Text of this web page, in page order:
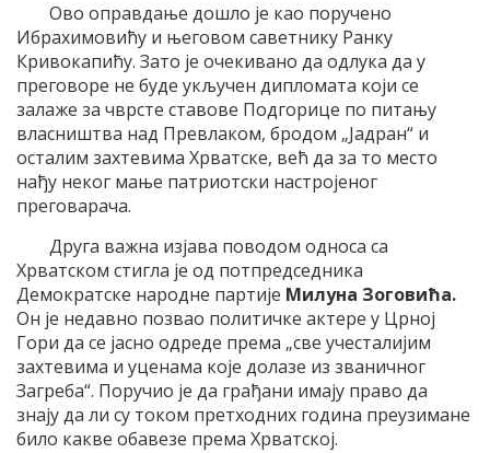
Ово оправдање дошло је као поручено
Ибрахимовићу и његовом саветнику Ранку
Кривокапићу. Зато је очекивано да одлука да у
преговоре не буде укључен дипломата који се
залаже за чврсте ставове Подгорице по питању
власништва над Превлаком, бродом „Јадран“ и
осталим захтевима Хрватске, већ да за то место
нађу неког мање патриотски настројеног
преговарача.
Друга важна изјава поводом односа са
Хрватском стигла је од потпредседника
Демократске народне партије Милуна Зоговића.
Он је недавно позвао политичке актере у Црној
Гори да се јасно одреде према „све учесталијим
захтевима и уценама које долазе из званичног
Загреба“. Поручио је да грађани имају право да
знају да ли су током претходних година преузимане
било какве обавезе према Хрватској.